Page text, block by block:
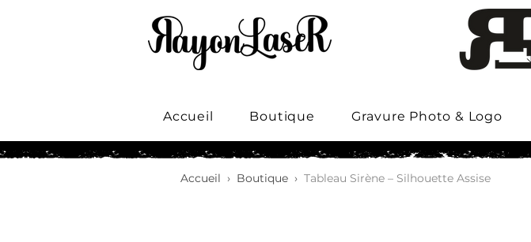
Accueil Boutique Gravure Photo & Logo
Accueil › Boutique › Tableau Sirène – Silhouette Assise